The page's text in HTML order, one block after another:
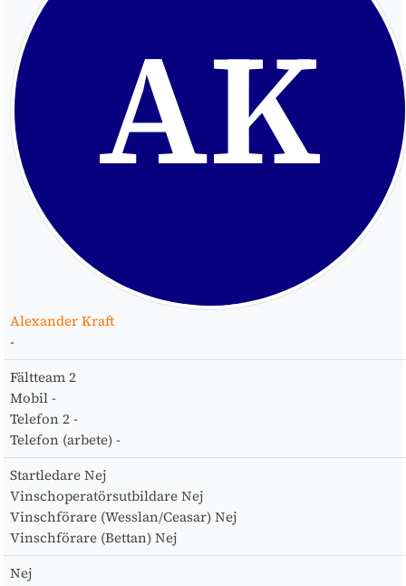
AK
Alexander Kraft
-
Fältteam 2
Mobil -
Telefon 2 -
Telefon (arbete) -
Startledare Nej
Vinschoperatörsutbildare Nej
Vinschförare (Wesslan/Ceasar) Nej
Vinschförare (Bettan) Nej
Nej